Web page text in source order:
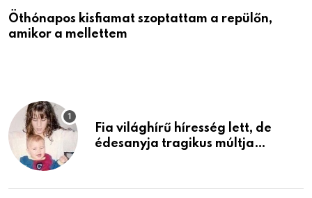
Öthónapos kisfiamat szoptattam a repülőn,
amikor a mellettem
Fia világhírű híresség lett, de
édesanyja tragikus múltja